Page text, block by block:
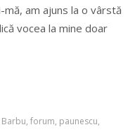
am ajuns la o vârstă
vocea la mine doar
Barbu,forum, paunescu,